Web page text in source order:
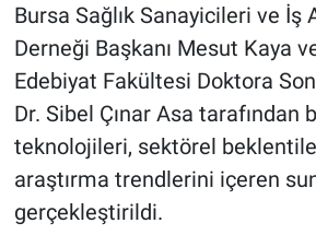
Bursa Sağlık Sanayicileri ve İş
Derneği Başkanı Mesut Kaya
Edebiyat Fakültesi Doktora
Dr. Sibel Çınar Asa tarafından
teknolojileri, sektörel
araştırma trendlerini içeren
gerçekleştirildi.